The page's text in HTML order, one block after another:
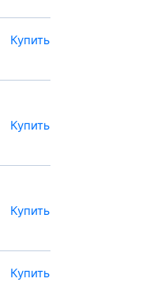
Купить
Купить
Купить
Купить